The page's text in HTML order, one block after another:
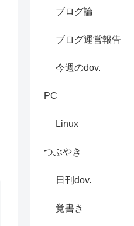
ブログ論
ブログ運営報告
今週のdov.
PC
Linux
つぶやき
日刊dov.
覚書き